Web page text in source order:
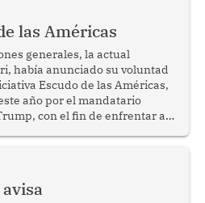
las Américas
generales, la actual
había anunciado su voluntad
Escudo de las Américas,
año por el mandatario
con el fin de enfrentar al